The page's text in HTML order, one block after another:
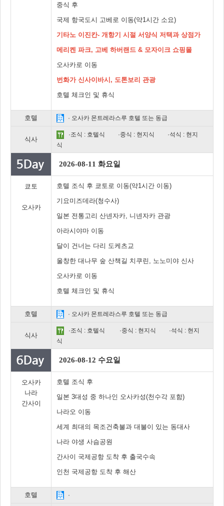
중식 후
국제 항국도시 고베로 이동(약1시간 소요)
기타노 이진칸- 개항기 시절 서양식 저택과 상점가
메리켄 파크, 고베 하버랜드 & 모자이크 쇼핑몰
오사카로 이동
번화가 신사이바시, 도톤보리 관광
호텔 체크인 및 휴식
호텔 · 오사카 몬트레라스루 호텔 또는 동급
식사
·조식 : 호텔식 ·중식 : 현지식
·석식 : 현지
식
2026-08-11 화요일
쿄토
오사카
호텔 조식 후 쿄토로 이동(약1시간 이동)
기요미즈데라(청수사)
일본 전통고리 산넨자카, 니넨자카 관광
아라시야마 이동
달이 건너는 다리 도케츠교
울창한 대나무 숲 산책길 치쿠린, 노노미야 신사
오사카로 이동
호텔 체크인 및 휴식
호텔 · 오사카 몬트레라스루 호텔 또는 동급
식사
·조식 : 호텔식 ·중식 : 현지식
·석식 : 현지
식
2026-08-12 수요일
오사카
나라
간사이
호텔 조식 후
일본 3대성 중 하나인 오사카성(천수각 포함)
나라오 이동
세계 최대의 목조건축불과 대불이 있는 동대사
나라 야생 사슴공원
간사이 국제공항 도착 후 출국수속
인천 국제공항 도착 후 해산
호텔 ·